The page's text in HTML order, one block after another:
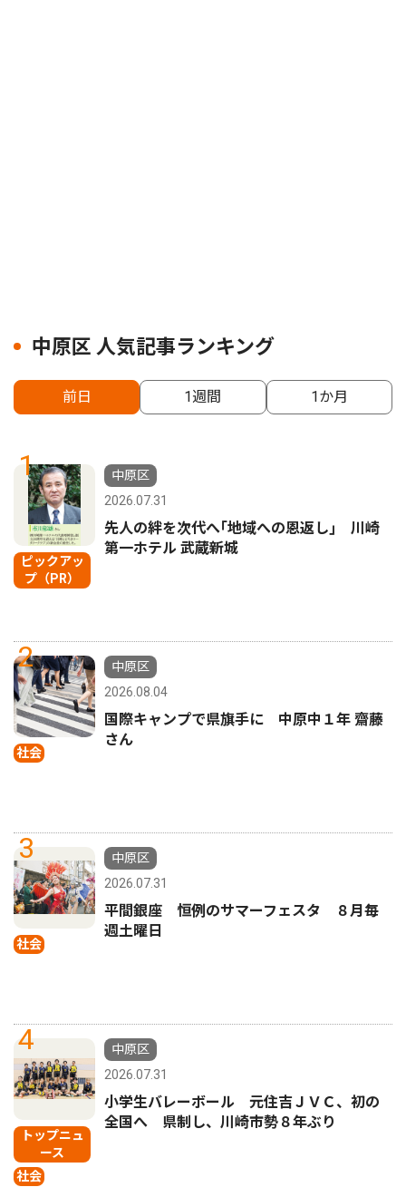
中原区 人気記事ランキング
前日 1週間 1か月
1
ピックアッ
プ（PR）
中原区
2026.07.31
先人の絆を次代へ｢地域への恩返し｣ 川崎
第一ホテル 武蔵新城
2
社会
中原区
2026.08.04
国際キャンプで県旗手に 中原中１年 齋藤
さん
3
社会
中原区
2026.07.31
平間銀座 恒例のサマーフェスタ ８月毎
週土曜日
4
トップニュ
ース
社会
中原区
2026.07.31
小学生バレーボール 元住吉ＪＶＣ、初の
全国へ 県制し、川崎市勢８年ぶり